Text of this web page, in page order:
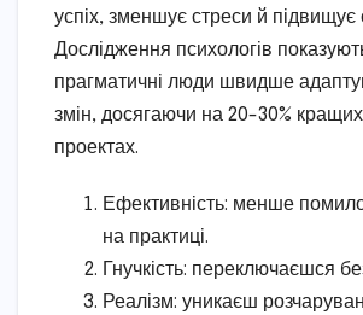
успіх, зменшує стреси й підвищує
Дослідження психологів
прагматичні люди швидше
змін, досягаючи на 20-30% кращих
проектах.
Ефективність: менше
на практиці.
Гнучкість: переключаєшся
Реалізм: уникаєш